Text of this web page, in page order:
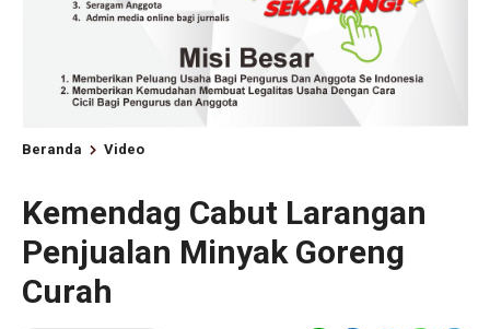
Beranda Video
Kemendag Cabut Larangan
Penjualan Minyak Goreng
Curah